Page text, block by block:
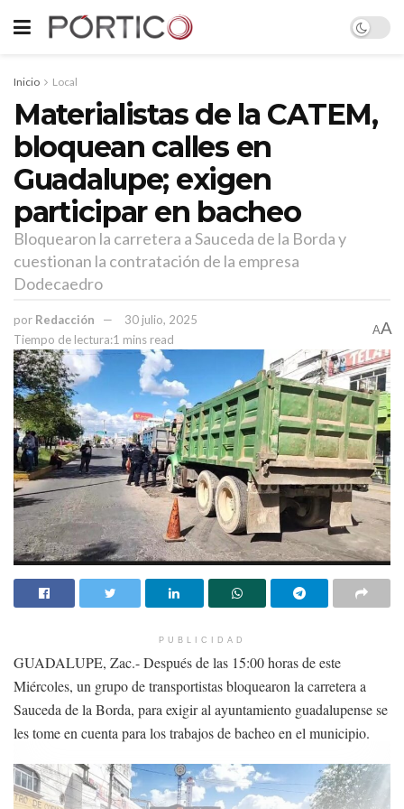
Inicio Local
Materialistas de la CATEM,
bloquean calles en
Guadalupe; exigen
participar en bacheo
Bloquearon la carretera a Sauceda de la Borda y
cuestionan la contratación de la empresa
Dodecaedro
por Redacción
30 julio, 2025
Tiempo de lectura:1 mins read
AA
PUBLICIDAD
GUADALUPE, Zac.- Después de las 15:00 horas de este
Miércoles, un grupo de transportistas bloquearon la carretera a
Sauceda de la Borda, para exigir al ayuntamiento guadalupense se
les tome en cuenta para los trabajos de bacheo en el municipio.